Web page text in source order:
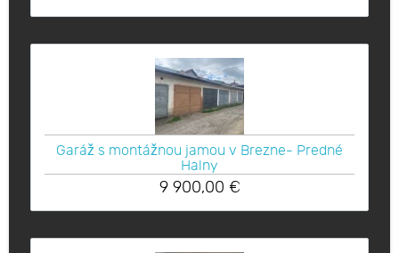
Garáž s montážnou jamou v Brezne- Predné
Halny
9 900,00 €